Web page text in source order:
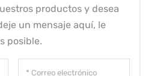
productos y desea
un mensaje aquí, le
posible.